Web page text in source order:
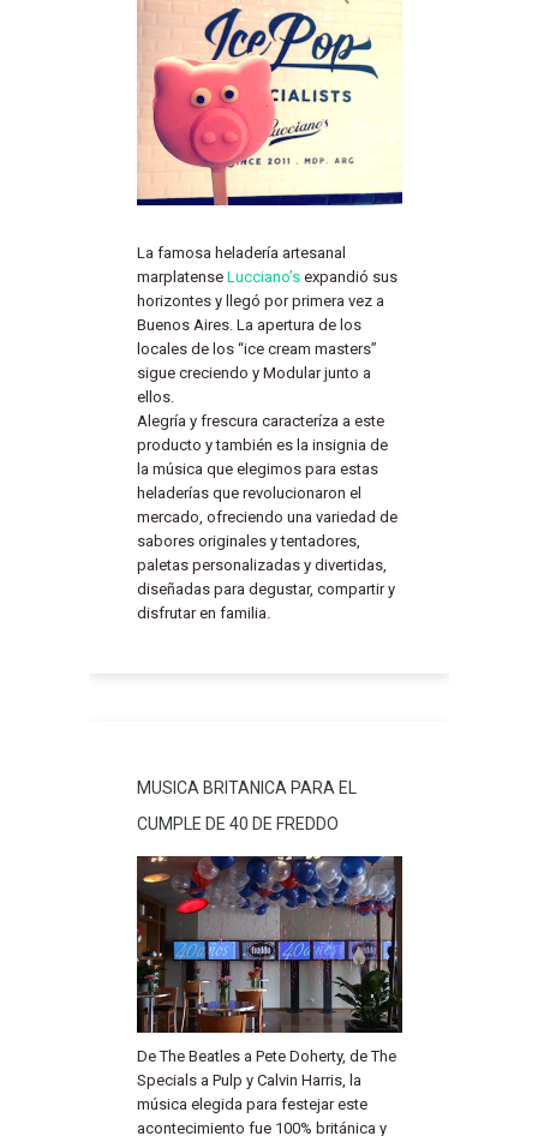
La famosa heladería artesanal
marplatense Lucciano’s expandió sus
horizontes y llegó por primera vez a
Buenos Aires. La apertura de los
locales de los “ice cream masters”
sigue creciendo y Modular junto a
ellos.
Alegría y frescura caracteríza a este
producto y también es la insignia de
la música que elegimos para estas
heladerías que revolucionaron el
mercado, ofreciendo una variedad de
sabores originales y tentadores,
paletas personalizadas y divertidas,
diseñadas para degustar, compartir y
disfrutar en familia.
MUSICA BRITANICA PARA EL
CUMPLE DE 40 DE FREDDO
De The Beatles a Pete Doherty, de The
Specials a Pulp y Calvin Harris, la
música elegida para festejar este
acontecimiento fue 100% británica y